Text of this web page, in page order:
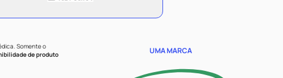
Somente o
de produto
UMA MARCA